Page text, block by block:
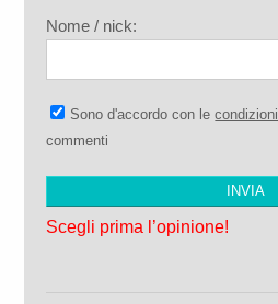
Nome / nick:
Sono d'accordo con lecondizioni
commenti
Scegli prima l’opinione!